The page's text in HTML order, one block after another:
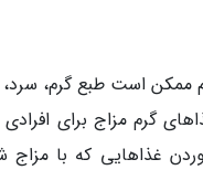
ممکن است طبع گرم،
گرم مزاج برای
غذاهایی که با مزاج